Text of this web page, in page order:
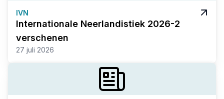
IVN
Internationale Neerlandistiek 2026-2
verschenen
27 juli 2026